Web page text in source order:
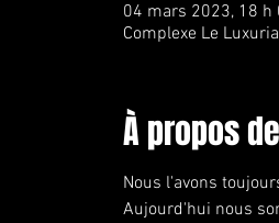
04 mars 2023, 18 h
Complexe Le
À propos
Nous l'avons
Aujourd'hui nous